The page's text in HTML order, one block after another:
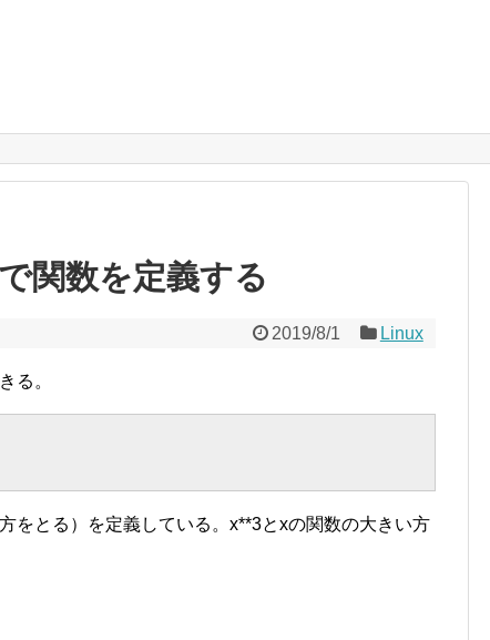
関数を定義する
2019/8/1 Linux
る。
をとる）を定義している。x**3とxの関数の大きい方